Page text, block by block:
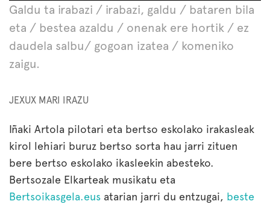
Galdu ta irabazi / irabazi, galdu / bataren bila
eta / bestea azaldu / onenak ere hortik / ez
daudela salbu/ gogoan izatea / komeniko
zaigu.
JEXUX MARI IRAZU
Iñaki Artola pilotari eta bertso eskolako irakasleak
kirol lehiari buruz bertso sorta hau jarri zituen
bere bertso eskolako ikasleekin abesteko.
Bertsozale Elkarteak musikatu eta
Bertsoikasgela.eus atarian jarri du entzugai, beste